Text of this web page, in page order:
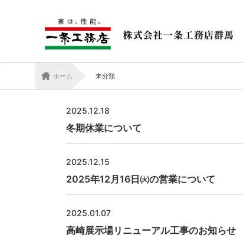
ホーム 未分類
2025.12.18
冬期休業について
2025.12.15
2025年12月16日㈫の営業について
2025.01.07
高崎展示場リニューアル工事のお知らせ